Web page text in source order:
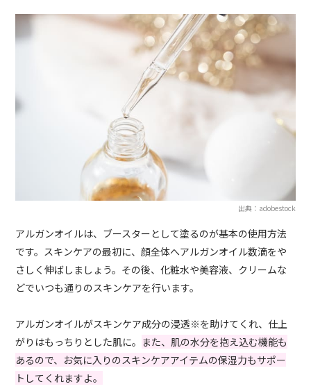
出典：adobestock
アルガンオイルは、ブースターとして塗るのが基本の使用方法
です。スキンケアの最初に、顔全体へアルガンオイル数滴をや
さしく伸ばしましょう。その後、化粧水や美容液、クリームな
どでいつも通りのスキンケアを行います。
アルガンオイルがスキンケア成分の浸透※を助けてくれ、仕上
がりはもっちりとした肌に。 また、肌の水分を抱え込む機能も
あるので、お気に入りのスキンケアアイテムの保湿力もサポー
トしてくれますよ。